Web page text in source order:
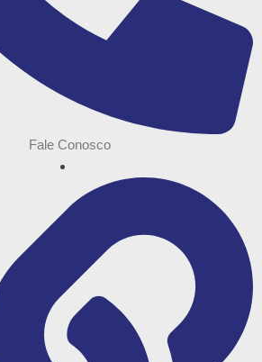
Fale Conosco